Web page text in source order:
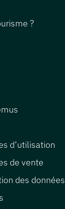
?
d’utilisation
de vente
des données